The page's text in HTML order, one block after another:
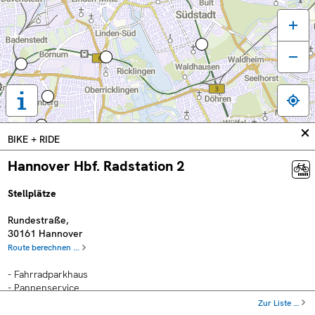
Tastaturbedienung,
Legende
und
weitere
Informationen
anzeigen
BIKE + RIDE
Hannover Hbf. Radstation 2
Stellplätze
Rundestraße,
30161 Hannover
Route berechnen ...
- Fahrradparkhaus
- Pannenservice
Zur Liste …